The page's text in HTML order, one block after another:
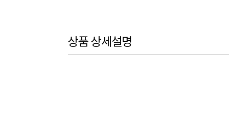
상품 상세설명